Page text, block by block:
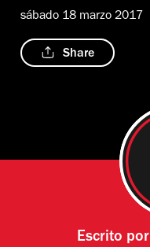
sábado 18 marzo 2017
Share
Escrito por